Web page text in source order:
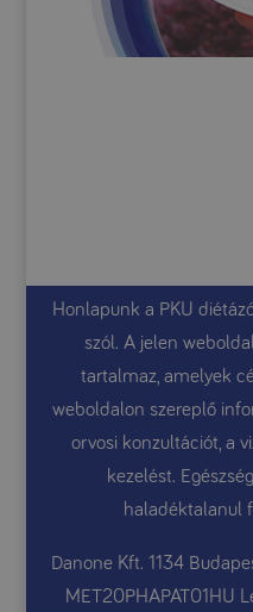
Honlapunk a PKU
szól. A jelen
tartalmaz, amelyek
weboldalon szereplő
orvosi konzultációt, a
kezelést.
haladéktalanul
Danone Kft. 1134
MET20PHAPAT01HU